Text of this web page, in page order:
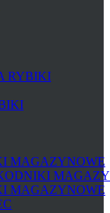
RYBIKI
MAGAZYNOWE
MAGAZYNOWE